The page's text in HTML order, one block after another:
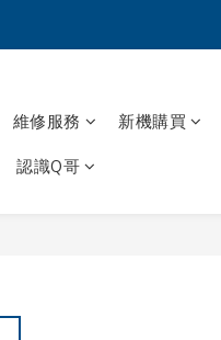
維修服務 新機購買
認識Q哥